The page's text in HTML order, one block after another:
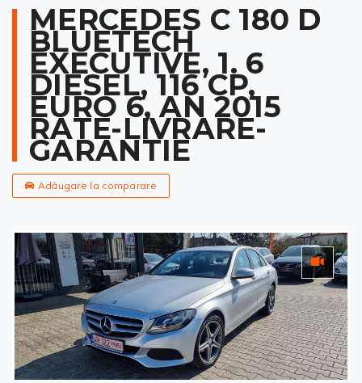
MERCEDES C 180 D
BLUETECH
EXECUTIVE, 1. 6
DIESEL, 116 CP,
EURO 6, AN 2015
RATE-LIVRARE-
GARANTIE
Adăugare la comparare